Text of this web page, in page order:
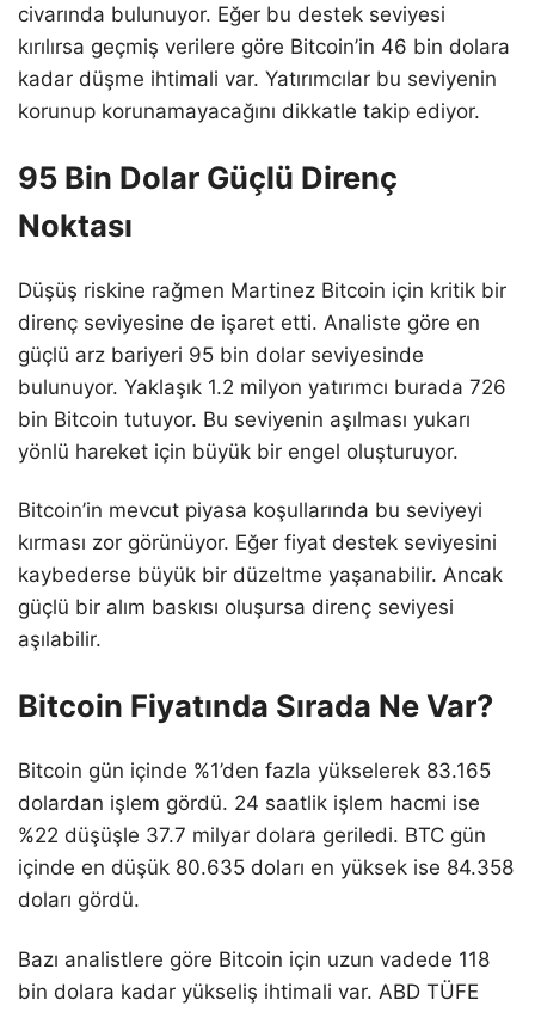
civarında bulunuyor. Eğer bu destek seviyesi
kırılırsa geçmiş verilere göre Bitcoin’in 46 bin dolara
kadar düşme ihtimali var. Yatırımcılar bu seviyenin
korunup korunamayacağını dikkatle takip ediyor.
95 Bin Dolar Güçlü Direnç
Noktası
Düşüş riskine rağmen Martinez Bitcoin için kritik bir
direnç seviyesine de işaret etti. Analiste göre en
güçlü arz bariyeri 95 bin dolar seviyesinde
bulunuyor. Yaklaşık 1.2 milyon yatırımcı burada 726
bin Bitcoin tutuyor. Bu seviyenin aşılması yukarı
yönlü hareket için büyük bir engel oluşturuyor.
Bitcoin’in mevcut piyasa koşullarında bu seviyeyi
kırması zor görünüyor. Eğer fiyat destek seviyesini
kaybederse büyük bir düzeltme yaşanabilir. Ancak
güçlü bir alım baskısı oluşursa direnç seviyesi
aşılabilir.
Bitcoin Fiyatında Sırada Ne Var?
Bitcoin gün içinde %1’den fazla yükselerek 83.165
dolardan işlem gördü. 24 saatlik işlem hacmi ise
%22 düşüşle 37.7 milyar dolara geriledi. BTC gün
içinde en düşük 80.635 doları en yüksek ise 84.358
doları gördü.
Bazı analistlere göre Bitcoin için uzun vadede 118
bin dolara kadar yükseliş ihtimali var. ABD TÜFE